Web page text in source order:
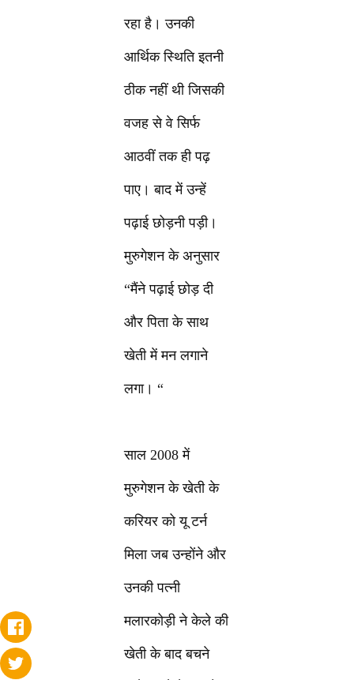
रहा है। उनकी
आर्थिक स्थिति इतनी
ठीक नहीं थी जिसकी
वजह से वे सिर्फ
आठवीं तक ही पढ़
पाए। बाद में उन्हें
पढ़ाई छोड़नी पड़ी।
मुरुगेशन के अनुसार
“मैंने पढ़ाई छोड़ दी
और पिता के साथ
खेती में मन लगाने
लगा। “
साल 2008 में
मुरुगेशन के खेती के
करियर को यू टर्न
मिला जब उन्होंने और
उनकी पत्नी
मलारकोड़ी ने केले की
खेती के बाद बचने